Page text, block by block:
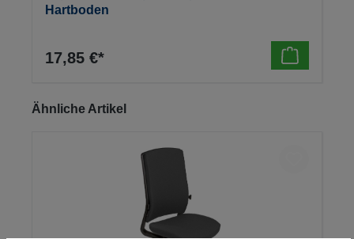
Hartboden
17,85 €*
Produktgalerie überspringen
Ähnliche Artikel